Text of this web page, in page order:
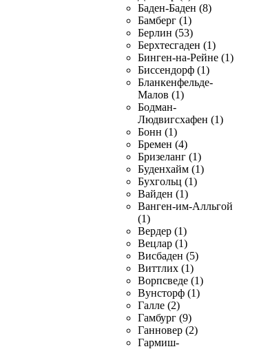
Баден-Баден (8)
Бамберг (1)
Берлин (53)
Берхтесгаден (1)
Бинген-на-Рейне (1)
Биссендорф (1)
Бланкенфельде-
Малов (1)
Бодман-
Людвигсхафен (1)
Бонн (1)
Бремен (4)
Бризеланг (1)
Буденхайм (1)
Бухгольц (1)
Вайден (1)
Ванген-им-Алльгой
(1)
Вердер (1)
Вецлар (1)
Висбаден (5)
Виттлих (1)
Ворпсведе (1)
Вунсторф (1)
Галле (2)
Гамбург (9)
Ганновер (2)
Гармиш-